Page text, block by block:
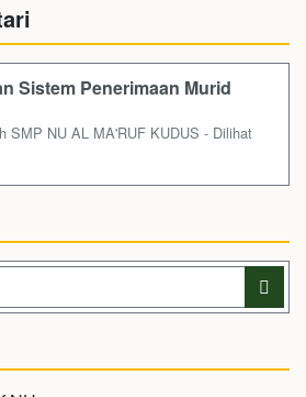
Sistem Penerimaan Murid
SMP NU AL MA'RUF KUDUS - Dilihat